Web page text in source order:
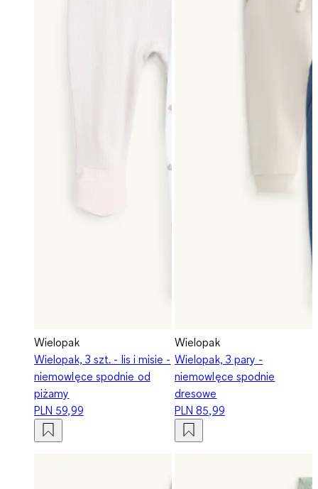
Wielopak
Wielopak, 3 szt. - lis i misie -
niemowlęce spodnie od
piżamy
PLN 59,99
Wielopak
Wielopak, 3 pary -
niemowlęce spodnie
dresowe
PLN 85,99